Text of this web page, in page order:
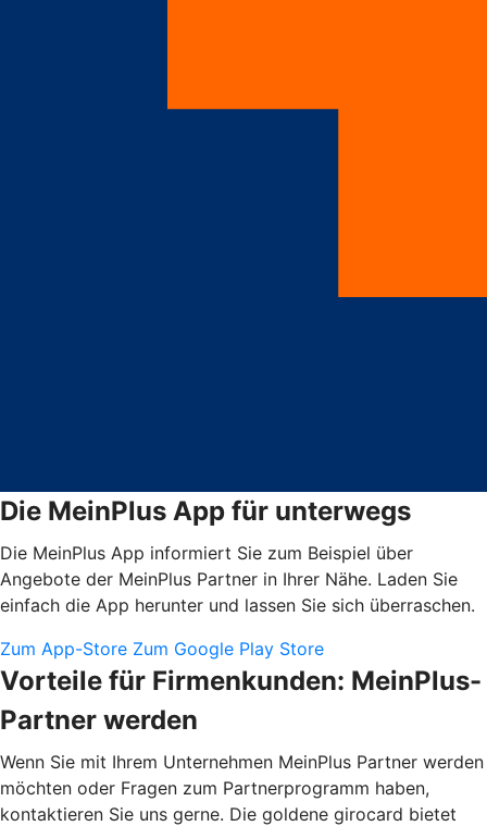
Die MeinPlus App für unterwegs
Die MeinPlus App informiert Sie zum Beispiel über
Angebote der MeinPlus Partner in Ihrer Nähe. Laden Sie
einfach die App herunter und lassen Sie sich überraschen.
Zum App-Store Zum Google Play Store
Vorteile für Firmenkunden: MeinPlus-
Partner werden
Wenn Sie mit Ihrem Unternehmen MeinPlus Partner werden
möchten oder Fragen zum Partnerprogramm haben,
kontaktieren Sie uns gerne. Die goldene girocard bietet